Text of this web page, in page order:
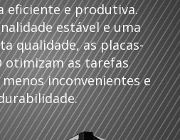
eficiente e produtiva.
estável e uma
qualidade, as placas-
otimizam as tarefas
inconvenientes e